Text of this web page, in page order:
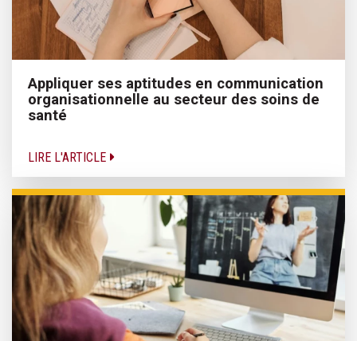
Appliquer ses aptitudes en communication
organisationnelle au secteur des soins de
santé
LIRE L'ARTICLE